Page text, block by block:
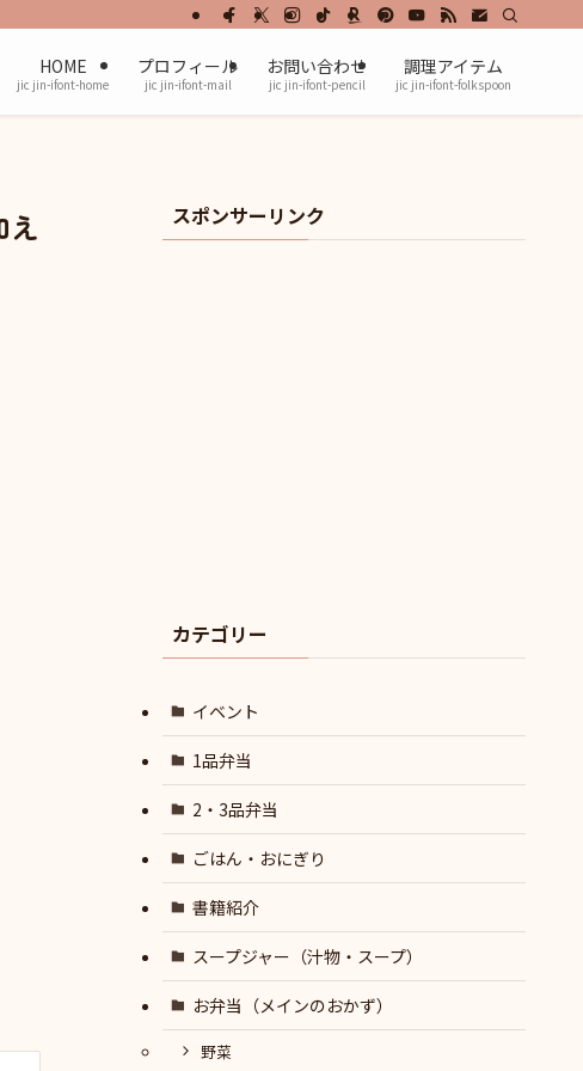
HOME
jic jin-ifont-home
プロフィール
jic jin-ifont-mail
お問い合わせ
jic jin-ifont-pencil
調理アイテム
jic jin-ifont-folkspoon
え スポンサーリンク
カテゴリー
イベント
1品弁当
2・3品弁当
ごはん・おにぎり
書籍紹介
スープジャー（汁物・スープ）
お弁当（メインのおかず）
野菜